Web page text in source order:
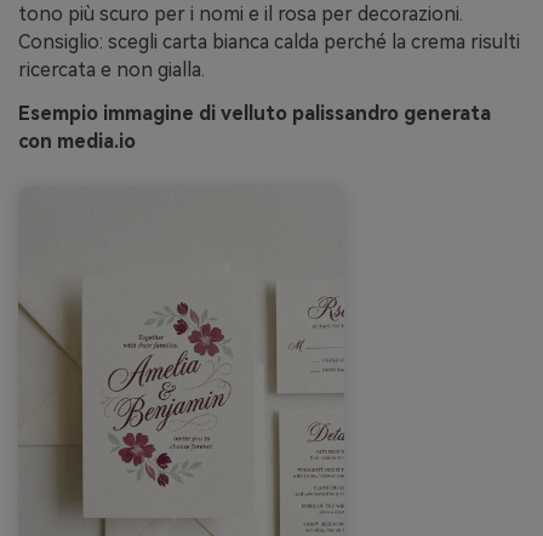
tono più scuro per i nomi e il rosa per decorazioni.
Consiglio: scegli carta bianca calda perché la crema risulti
ricercata e non gialla.
Esempio immagine di velluto palissandro generata
con media.io